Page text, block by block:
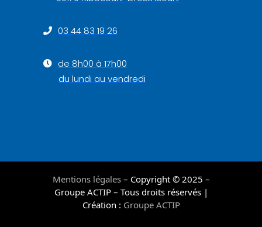
03 44 83 19 26
de 8h00 à 17h00
du lundi au vendredi
Mentions légales– Copyright © 2025 –
Groupe ACTIP – Tous droits réservés |
Création : Groupe ACTIP